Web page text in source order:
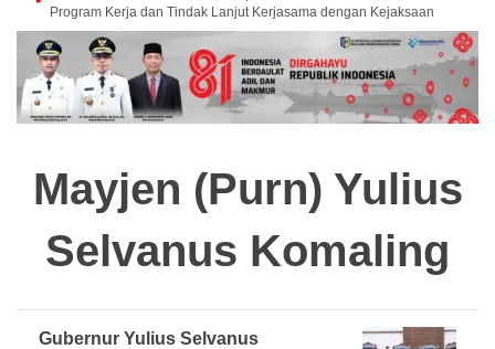
Program Kerja dan Tindak Lanjut Kerjasama dengan Kejaksaan
Mayjen (Purn) Yulius
Selvanus Komaling
Gubernur Yulius Selvanus